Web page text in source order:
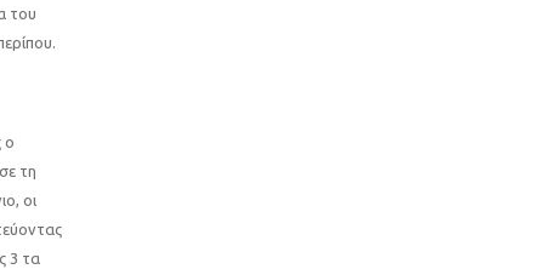
του
ο
τη
οι
3 τα